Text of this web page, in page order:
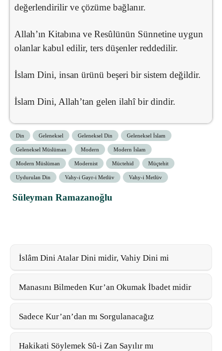
değerlendirilir ve çözüme bağlanır.
Allah’ın Kitabına ve Resûlünün Sünnetine uygun
olanlar kabul edilir, ters düşenler reddedilir.
İslam Dini, insan ürünü beşeri bir sistem değildir.
İslam Dini, Allah’tan gelen ilahî bir dindir.
Din Geleneksel Geleneksel Din Geleneksel İslam
Geleneksel Müslüman Modern Modern İslam
Modern Müslüman Modernist Müctehid Müçtehit
Uydurulan Din Vahy-i Gayr-i Metlüv Vahy-i Metlüv
Süleyman Ramazanoğlu
İslâm Dini Atalar Dini midir, Vahiy Dini mi
Manasını Bilmeden Kur’an Okumak İbadet midir
Sadece Kur’an’dan mı Sorgulanacağız
Hakikati Söylemek Sû-i Zan Sayılır mı